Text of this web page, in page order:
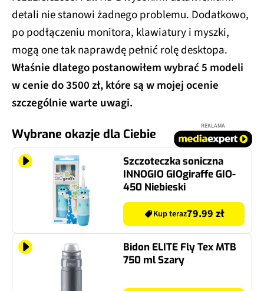
detali nie stanowi żadnego problemu. Dodatkowo,
po podłączeniu monitora, klawiatury i myszki,
mogą one tak naprawdę pełnić rolę desktopa.
Właśnie dlatego postanowiłem wybrać 5 modeli
w cenie do 3500 zł, które są w mojej ocenie
szczególnie warte uwagi.
Wybrane okazje dla Ciebie
REKLAMA
Szczoteczka soniczna
INNOGIO GIOgiraffe GIO-
450 Niebieski
Kup teraz79.99 zł
Bidon ELITE Fly Tex MTB
750 ml Szary